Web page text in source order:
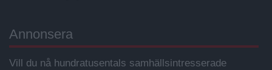
Annonsera
Vill du nå hundratusentals samhällsintresserade